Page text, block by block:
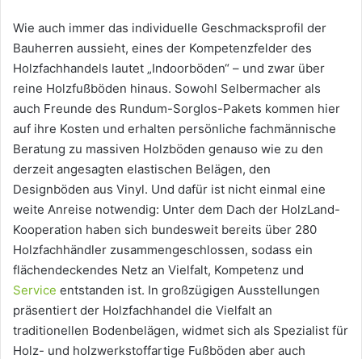
Wie auch immer das individuelle Geschmacksprofil der
Bauherren aussieht, eines der Kompetenzfelder des
Holzfachhandels lautet „Indoorböden“ – und zwar über
reine Holzfußböden hinaus. Sowohl Selbermacher als
auch Freunde des Rundum-Sorglos-Pakets kommen hier
auf ihre Kosten und erhalten persönliche fachmännische
Beratung zu massiven Holzböden genauso wie zu den
derzeit angesagten elastischen Belägen, den
Designböden aus Vinyl. Und dafür ist nicht einmal eine
weite Anreise notwendig: Unter dem Dach der HolzLand-
Kooperation haben sich bundesweit bereits über 280
Holzfachhändler zusammengeschlossen, sodass ein
flächendeckendes Netz an Vielfalt, Kompetenz und
Service entstanden ist. In großzügigen Ausstellungen
präsentiert der Holzfachhandel die Vielfalt an
traditionellen Bodenbelägen, widmet sich als Spezialist für
Holz- und holzwerkstoffartige Fußböden aber auch